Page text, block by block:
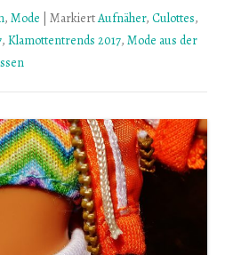
, Mode MarkiertAufnäher, Culottes,
, Klamottentrends 2017, Mode aus der